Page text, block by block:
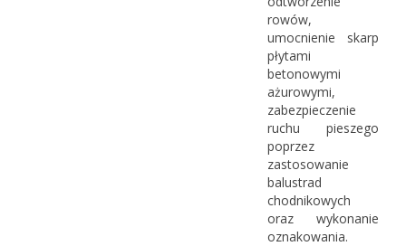
rowów,
umocnienie skarp
płytami
betonowymi
ażurowymi,
zabezpieczenie
ruchu pieszego
poprzez
zastosowanie
balustrad
chodnikowych
oraz wykonanie
oznakowania.